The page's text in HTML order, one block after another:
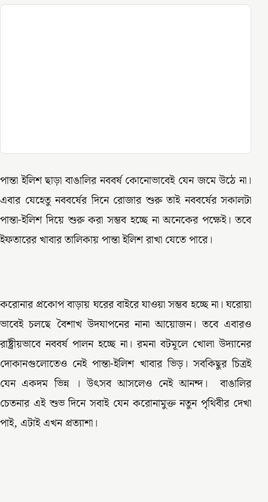
পান্তা ইলিশ ছাড়া বাঙালির নববর্ষ কোনোভাবেই যেন জমে উঠে না।
এবার যেহেতু নববর্ষের দিনে রোজার শুরু তাই নববর্ষের সকালটা
পান্তা-ইলিশ দিয়ে শুরু করা সম্ভব হচ্ছে না অনেকের পক্ষেই। তবে
ইফতারের খাবার তালিকায় পান্তা ইলিশ রাখা যেতে পারে।
করোনার প্রকোপ বাড়ায় ঘরের বাইরে যাওয়া সম্ভব হচ্ছে না। ঘরোয়া
ভাবেই চলছে বৈশাখ উদযাপনের নানা আয়োজন। তবে এবারও
রাষ্ট্রীয়ভাবে নববর্ষ পালন হচ্ছে না। রমনা বটমূলে খোলা উদ্যানের
দোকানগুলোতেও নেই পান্তা-ইলিশ খাবার ভিড়। সবকিছুর চিত্রই
যেন একদম ভিন্ন । উৎসব আসলেও নেই আনন্দ। বাঙালির
চেতনার এই শুভ দিনে সবাই যেন করোনামুক্ত নতুন পৃথিবীর দেখা
পাই, এটাই এখন প্রত্যাশা।